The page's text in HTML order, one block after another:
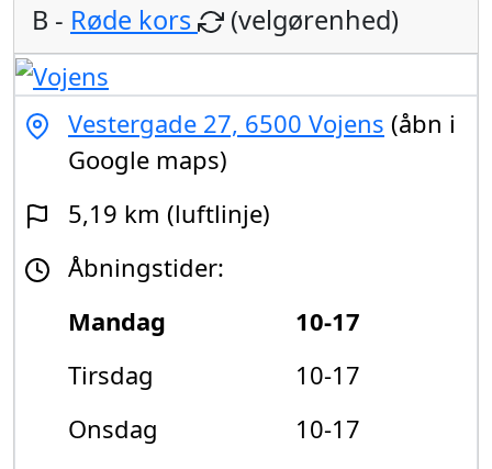
B - Røde kors (velgørenhed)
Vestergade 27, 6500 Vojens (åbn i
Google maps)
5,19 km (luftlinje)
Åbningstider:
Mandag
10-17
Tirsdag
10-17
Onsdag
10-17